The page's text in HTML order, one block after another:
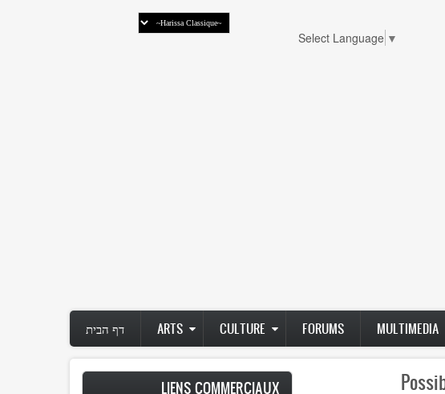
Select Language ▼
דף הבית ARTS CULTURE FORUMS MULTIMEDIA
LIENS COMMERCIAUX